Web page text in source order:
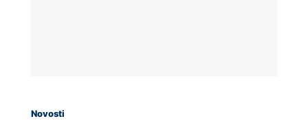
Novosti